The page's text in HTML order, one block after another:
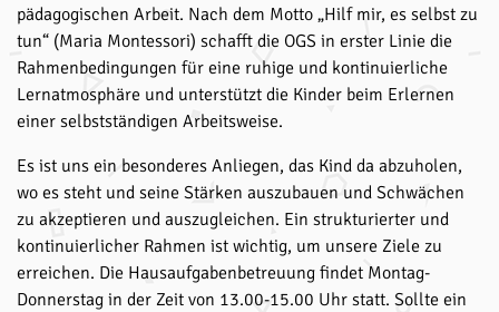
pädagogischen Arbeit. Nach dem Motto „Hilf mir, es selbst zu
tun“ (Maria Montessori) schafft die OGS in erster Linie die
Rahmenbedingungen für eine ruhige und kontinuierliche
Lernatmosphäre und unterstützt die Kinder beim Erlernen
einer selbstständigen Arbeitsweise.
Es ist uns ein besonderes Anliegen, das Kind da abzuholen,
wo es steht und seine Stärken auszubauen und Schwächen
zu akzeptieren und auszugleichen. Ein strukturierter und
kontinuierlicher Rahmen ist wichtig, um unsere Ziele zu
erreichen. Die Hausaufgabenbetreuung findet Montag-
Donnerstag in der Zeit von 13.00-15.00 Uhr statt. Sollte ein